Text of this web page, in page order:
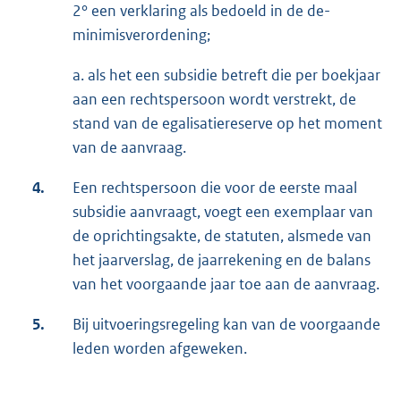
2° een verklaring als bedoeld in de de-
minimisverordening;
a. als het een subsidie betreft die per boekjaar
aan een rechtspersoon wordt verstrekt, de
stand van de egalisatiereserve op het moment
van de aanvraag.
4.
Een rechtspersoon die voor de eerste maal
subsidie aanvraagt, voegt een exemplaar van
de oprichtingsakte, de statuten, alsmede van
het jaarverslag, de jaarrekening en de balans
van het voorgaande jaar toe aan de aanvraag.
5.
Bij uitvoeringsregeling kan van de voorgaande
leden worden afgeweken.